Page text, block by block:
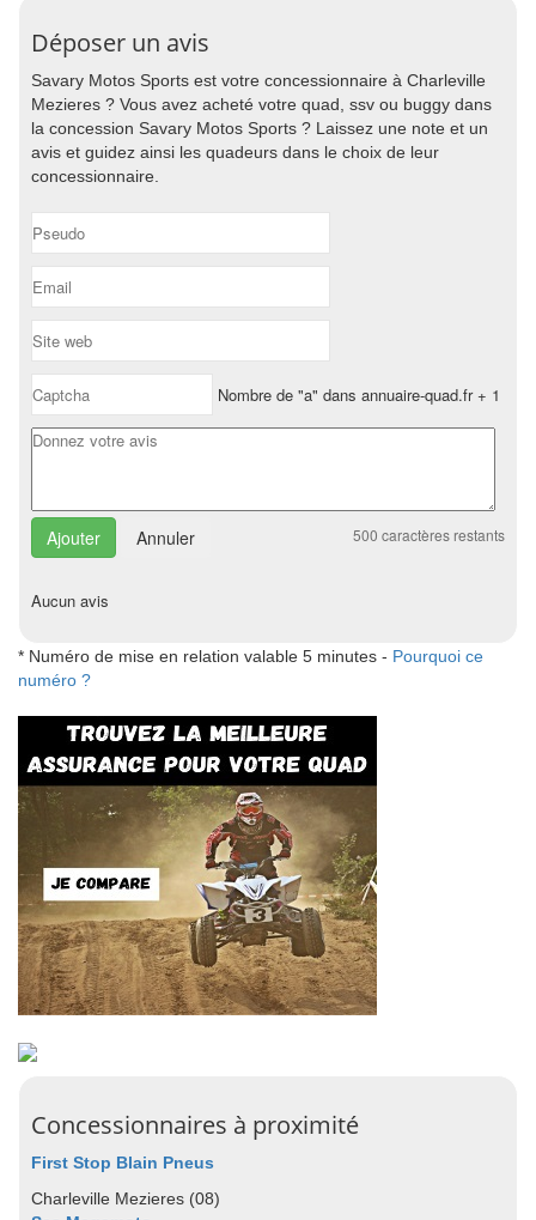
Déposer un avis
Savary Motos Sports est votre concessionnaire à Charleville
Mezieres ? Vous avez acheté votre quad, ssv ou buggy dans
la concession Savary Motos Sports ? Laissez une note et un
avis et guidez ainsi les quadeurs dans le choix de leur
concessionnaire.
Nombre de "a" dans annuaire-quad.fr + 1
Annuler 500 caractères restants
Aucun avis
* Numéro de mise en relation valable 5 minutes - Pourquoi ce
numéro ?
Concessionnaires à proximité
First Stop Blain Pneus
Charleville Mezieres (08)